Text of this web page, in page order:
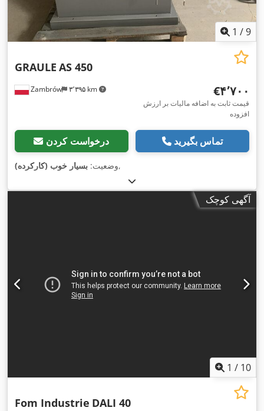
1 /9
Zambrów ۳٬۳۹۵ km
GRAULE AS 450
‎€۴٬۷۰۰
قیمت ثابت به اضافه مالیات بر ارزش
افزوده
درخواست کردن تماس بگیرید
وضعیت: بسیار خوب (کارکرده) ,
آگهی کوچک
1 / 10
Fom Industrie DALI 40